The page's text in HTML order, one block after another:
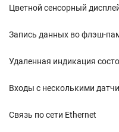
Цветной сенсорный
Запись данных во флэш-
Удаленная индикация
Входы с несколькими
Связь по сети Ethernet